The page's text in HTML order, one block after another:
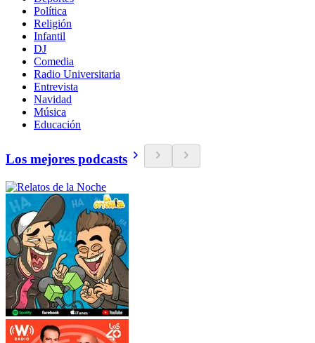
Política
Religión
Infantil
DJ
Comedia
Radio Universitaria
Entrevista
Navidad
Música
Educación
Los mejores podcasts